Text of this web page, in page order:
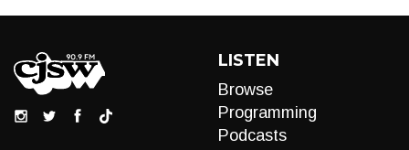
LISTEN
Browse
Programming
Podcasts